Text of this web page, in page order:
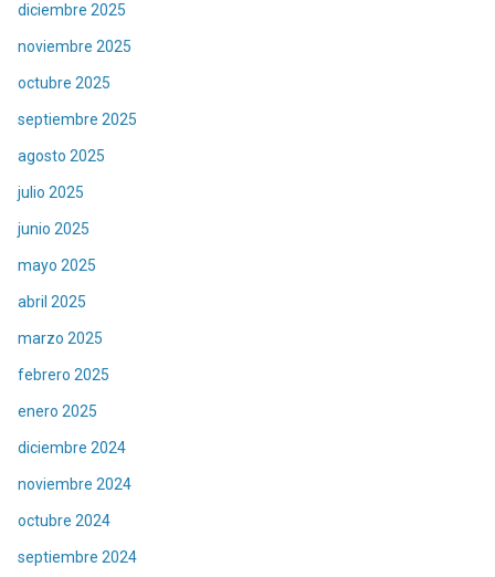
diciembre 2025
noviembre 2025
octubre 2025
septiembre 2025
agosto 2025
julio 2025
junio 2025
mayo 2025
abril 2025
marzo 2025
febrero 2025
enero 2025
diciembre 2024
noviembre 2024
octubre 2024
septiembre 2024